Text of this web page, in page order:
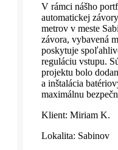
V rámci nášho
automatickej
metrov v meste
závora, vybavená
poskytuje
reguláciu vstupu.
projektu bolo
a inštalácia
maximálnu
Klient: Miriam K.
Lokalita: Sabinov